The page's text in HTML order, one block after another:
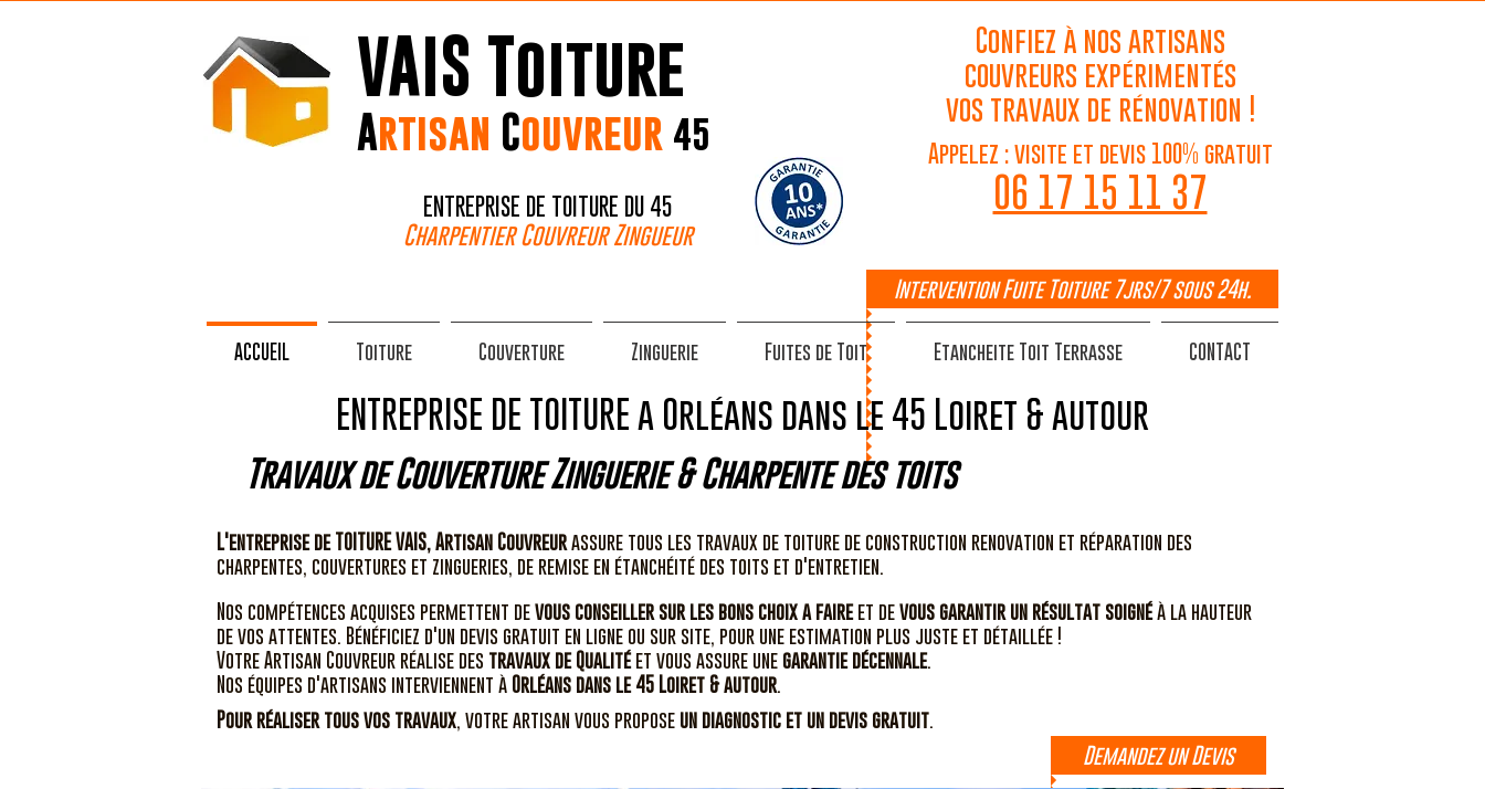
VAIS Toiture
Artisan Couvreur 45
ENTREPRISE DE TOITURE DU 45
Charpentier Couvreur Zingueur
Confiez à nos artisans
couvreurs expérimentés
vos travaux de rénovation !
Appelez : visite et devis 100% gratuit
06 17 15 11 37
Intervention Fuite Toiture 7jrs/7 sous 24h.
ACCUEIL Toiture Couverture Zinguerie Fuites de Toit Etancheite Toit Terrasse CONTACT
ENTREPRISE DE TOITURE a Orléans dans le 45 Loiret & autour
Travaux de Couverture Zinguerie & Charpente des toits
L'entreprise de TOITURE VAIS, Artisan Couvreurassure tous les travaux de toiture de construction renovation et réparation des
charpentes, couvertures et zingueries, de remise en étanchéité des toits et d'entretien.
Nos compétences acquises permettent devous conseiller sur les bons choix a faireet devous garantir un résultat soignéà la hauteur
de vos attentes. Bénéficiez d'un devis gratuit en ligne ou sur site, pour une estimation plus juste et détaillée !
Votre Artisan Couvreur réalise des travaux deQualité et vous assure une garantie décennale.
Nos équipes d'artisans interviennent à Orléans dans le 45 Loiret & autour
Pour réaliser tous vos travaux , votre artisan vous propose un diagnostic et un devis gratuit
Demandez un Devis